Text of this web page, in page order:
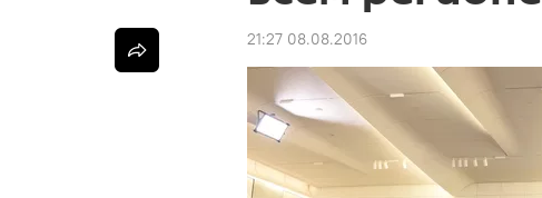
21:27 08.08.2016